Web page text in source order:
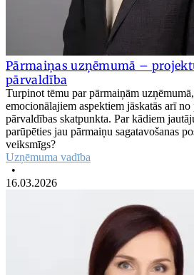
Pārmaiņas uzņēmumā –
pārvaldība
Turpinot tēmu par pārmaiņām
emocionālajiem aspektiem jāskatās arī
pārvaldības skatpunkta. Par kādiem
parūpēties jau pārmaiņu sagatavošanas
veiksmīgs?
Uzņēmuma vadība
•
16.03.2026